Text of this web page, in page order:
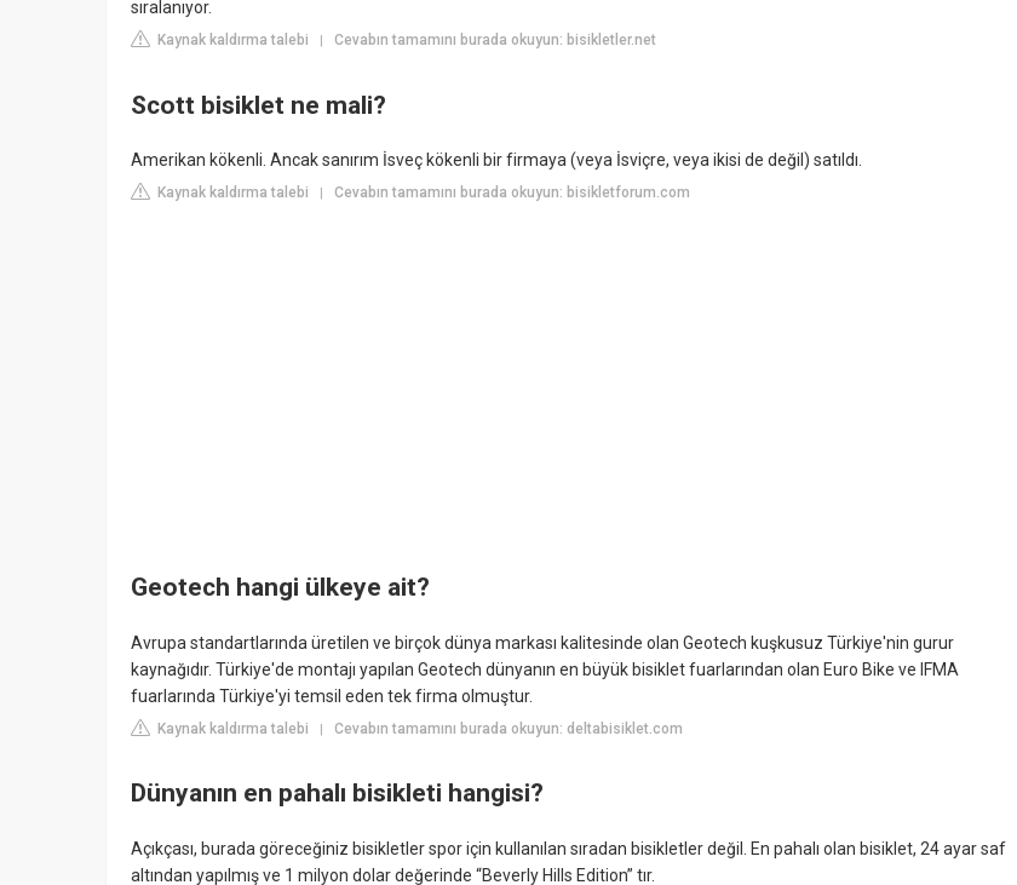
sıralanıyor.
Kaynak kaldırma talebi Cevabın tamamını burada okuyun: bisikletler.net
Scott bisiklet ne mali?
Amerikan kökenli. Ancak sanırım İsveç kökenli bir firmaya (veya İsviçre, veya ikisi de değil) satıldı.
Kaynak kaldırma talebi Cevabın tamamını burada okuyun: bisikletforum.com
Geotech hangi ülkeye ait?
Avrupa standartlarında üretilen ve birçok dünya markası kalitesinde olan Geotech kuşkusuz Türkiye'nin gurur
kaynağıdır. Türkiye'de montajı yapılan Geotech dünyanın en büyük bisiklet fuarlarından olan Euro Bike ve IFMA
fuarlarında Türkiye'yi temsil eden tek firma olmuştur.
Kaynak kaldırma talebi | Cevabın tamamını burada okuyun: deltabisiklet.com
Dünyanın en pahalı bisikleti hangisi?
Açıkçası, burada göreceğiniz bisikletler spor için kullanılan sıradan bisikletler değil. En pahalı olan bisiklet, 24 ayar saf
altından yapılmış ve 1 milyon dolar değerinde “Beverly Hills Edition” tır.